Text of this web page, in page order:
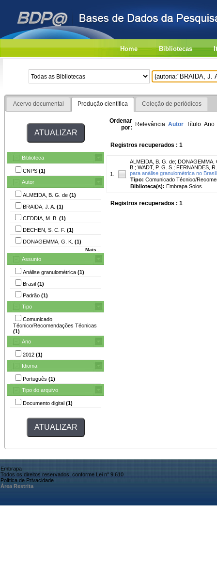
Home Bibliotecas
Acervo documental Produção científica Coleção de periódicos
Biblioteca
CNPS (1)
Autor
ALMEIDA, B. G. de (1)
BRAIDA, J. A. (1)
CEDDIA, M. B. (1)
DECHEN, S. C. F. (1)
DONAGEMMA, G. K. (1)
Mais...
Assunto
Análise granulométrica (1)
Brasil (1)
Padrão (1)
Tipo
Comunicado
Técnico/Recomendações Técnicas
(1)
Ano
2012 (1)
Idioma
Português (1)
Tipo do arquivo
Documento digital (1)
Ordenar
por: Relevância Autor Título Ano
Registros recuperados : 1
1.
ALMEIDA, B. G. de; DONAGEMMA,
B. ; WADT, P. G. S. ; FERNANDES,
para análise granulométrica no
Tipo: Comunicado Técnico/
Biblioteca(s): Embrapa Solos.
Registros recuperados : 1
Embrapa
Todos os direitos reservados, conforme Lei n° 9.610
Política de Privacidade
Área Restrita